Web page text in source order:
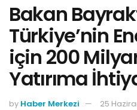
Bakan
Türkiye’nin
için 200
Yatırıma
by Haber Merkezi
25